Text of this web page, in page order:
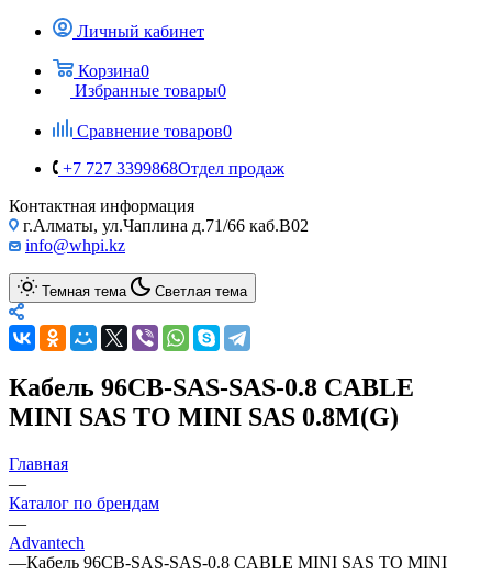
Личный кабинет
Корзина0
Избранные товары0
Сравнение товаров0
+7 727 3399868Отдел продаж
Контактная информация
г.Алматы, ул.Чаплина д.71/66 каб.B02
info@whpi.kz
Темная тема Светлая тема
Кабель 96CB-SAS-SAS-0.8 CABLE
MINI SAS TO MINI SAS 0.8M(G)
Главная
—
Каталог по брендам
—
Advantech
—Кабель 96CB-SAS-SAS-0.8 CABLE MINI SAS TO MINI